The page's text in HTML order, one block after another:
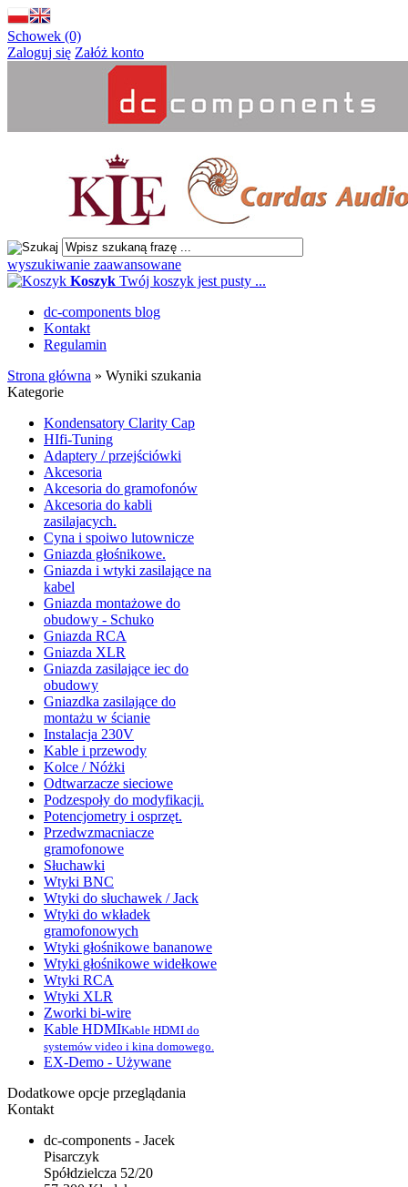
Schowek (0)
Zaloguj się Załóż konto
wyszukiwanie zaawansowane
Koszyk Twój koszyk jest pusty ...
dc-components blog
Kontakt
Regulamin
Strona główna » Wyniki szukania
Kategorie
Kondensatory Clarity Cap
HIfi-Tuning
Adaptery / przejściówki
Akcesoria
Akcesoria do gramofonów
Akcesoria do kabli
zasilajacych.
Cyna i spoiwo lutownicze
Gniazda głośnikowe.
Gniazda i wtyki zasilające na
kabel
Gniazda montażowe do
obudowy - Schuko
Gniazda RCA
Gniazda XLR
Gniazda zasilające iec do
obudowy
Gniazdka zasilające do
montażu w ścianie
Instalacja 230V
Kable i przewody
Kolce / Nóżki
Odtwarzacze sieciowe
Podzespoły do modyfikacji.
Potencjometry i osprzęt.
Przedwzmacniacze
gramofonowe
Słuchawki
Wtyki BNC
Wtyki do słuchawek / Jack
Wtyki do wkładek
gramofonowych
Wtyki głośnikowe bananowe
Wtyki głośnikowe widełkowe
Wtyki RCA
Wtyki XLR
Zworki bi-wire
Kable HDMIKable HDMI do
systemów video i kina domowego.
EX-Demo - Używane
Dodatkowe opcje przeglądania
Kontakt
dc-components - Jacek
Pisarczyk
Spółdzielcza 52/20